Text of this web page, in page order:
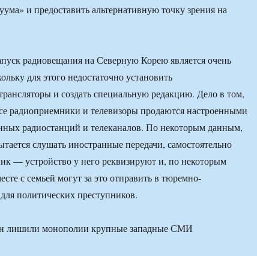
и предоставить альтернативную точку зрения на
радиовещания на Северную Корею является очень
для этого недостаточно установить
и создать специальную редакцию. Дело в том,
радиоприемники и телевизоры продаются настроенными
радиостанций и телеканалов. По некоторым данным,
слушать иностранные передачи, самостоятельно
— устройство у него реквизируют и, по некоторым
с семьей могут за это отправить в тюремно-
политических преступников.
лишили монополии крупные западные СМИ